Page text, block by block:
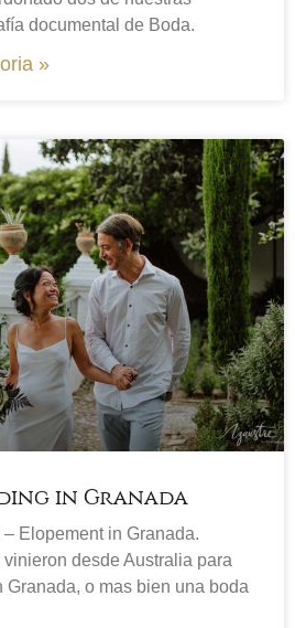
documental de Boda.
»
in Granada
Elopement in Granada.
desde Australia para
Granada, o mas bien una boda